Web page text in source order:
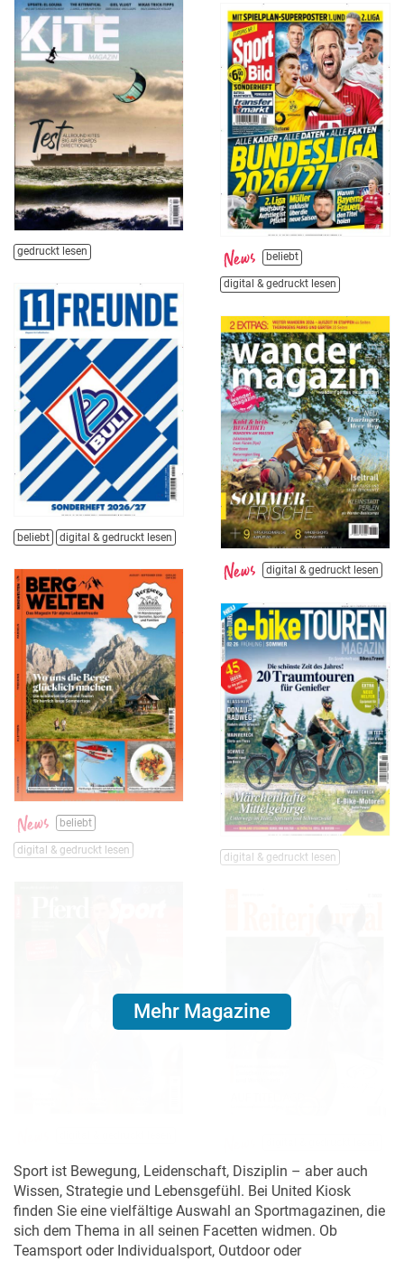
gedruckt lesen beliebt
digital & gedruckt lesen
beliebt digital & gedruckt lesen
digital & gedruckt lesen
beliebt
digital & gedruckt lesen
digital & gedruckt lesen
Mehr Magazine
Sport ist Bewegung, Leidenschaft, Disziplin – aber auch
Wissen, Strategie und Lebensgefühl. Bei United Kiosk
finden Sie eine vielfältige Auswahl an Sportmagazinen, die
sich dem Thema in all seinen Facetten widmen. Ob
Teamsport oder Individualsport, Outdoor oder